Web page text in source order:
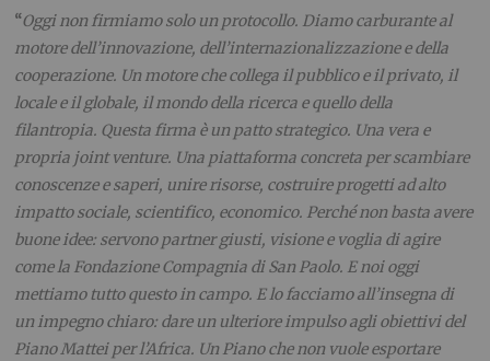
“Oggi non firmiamo solo un protocollo. Diamo carburante al
motore dell’innovazione, dell’internazionalizzazione e della
cooperazione. Un motore che collega il pubblico e il privato, il
locale e il globale, il mondo della ricerca e quello della
filantropia. Questa firma è un patto strategico. Una vera e
propria joint venture. Una piattaforma concreta per scambiare
conoscenze e saperi, unire risorse, costruire progetti ad alto
impatto sociale, scientifico, economico. Perché non basta avere
buone idee: servono partner giusti, visione e voglia di agire
come la Fondazione Compagnia di San Paolo. E noi oggi
mettiamo tutto questo in campo. E lo facciamo all’insegna di
un impegno chiaro: dare un ulteriore impulso agli obiettivi del
Piano Mattei per l’Africa. Un Piano che non vuole esportare